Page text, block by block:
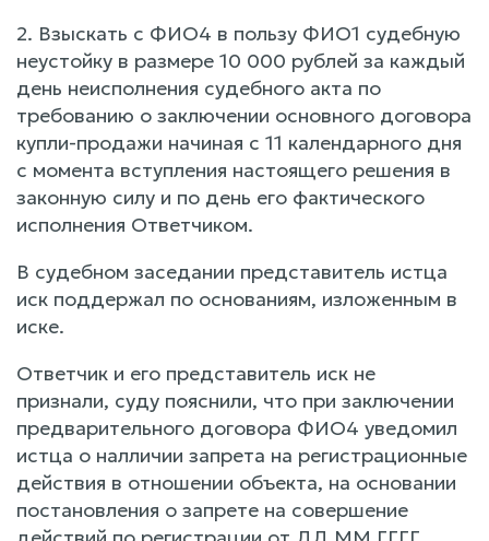
2. Взыскать с ФИО4 в пользу ФИО1 судебную
неустойку в размере 10 000 рублей за каждый
день неисполнения судебного акта по
требованию о заключении основного договора
купли-продажи начиная с 11 календарного дня
с момента вступления настоящего решения в
законную силу и по день его фактического
исполнения Ответчиком.
В судебном заседании представитель истца
иск поддержал по основаниям, изложенным в
иске.
Ответчик и его представитель иск не
признали, суду пояснили, что при заключении
предварительного договора ФИО4 уведомил
истца о налличии запрета на регистрационные
действия в отношении объекта, на основании
постановления о запрете на совершение